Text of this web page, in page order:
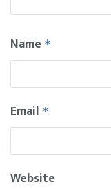
Name *
Email *
Website